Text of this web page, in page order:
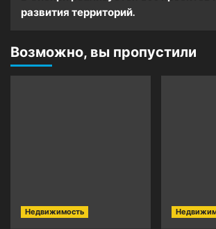
развития территорий.
Возможно, вы пропустили
Недвижимость